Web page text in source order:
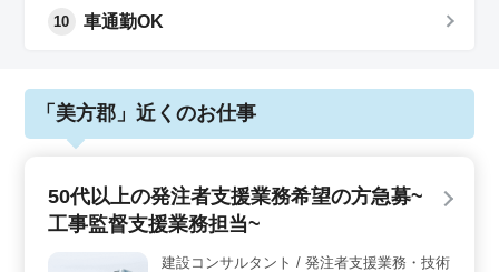
10 車通勤OK
「美方郡」近くのお仕事
50代以上の発注者支援業務希望の方急募~
工事監督支援業務担当~
建設コンサルタント / 発注者支援業務・技術